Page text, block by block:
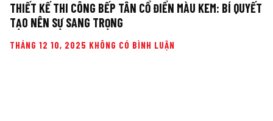
THIẾT KẾ THI CÔNG BẾP TÂN CỔ ĐIỂN MÀU KEM: BÍ QUYẾT
TẠO NÊN SỰ SANG TRỌNG
THÁNG 12 10, 2025 KHÔNG CÓ BÌNH LUẬN